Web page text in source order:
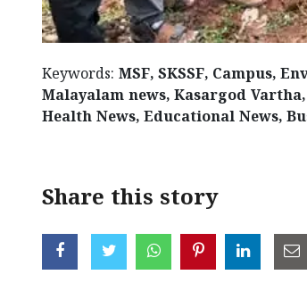
Keywords: MSF, SKSSF, Campus,
Malayalam news, Kasargod
Health News, Educational News,
Share this story